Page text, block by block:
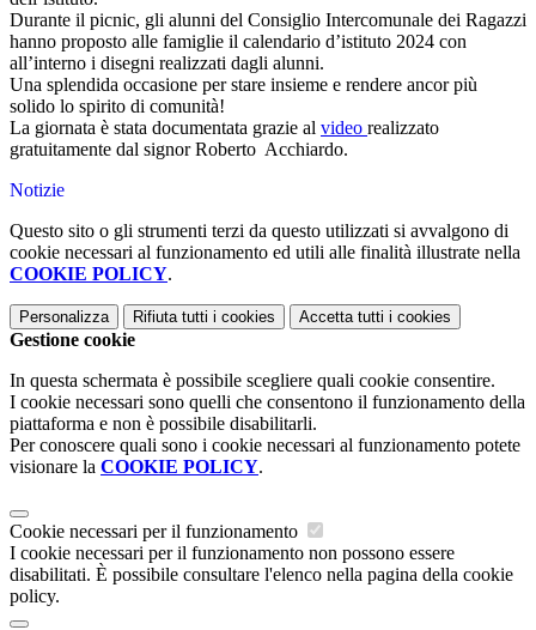
Durante il picnic, gli alunni del Consiglio Intercomunale dei Ragazzi
hanno proposto alle famiglie il calendario d’istituto 2024 con
all’interno i disegni realizzati dagli alunni.
Una splendida occasione per stare insieme e rendere ancor più
solido lo spirito di comunità!
La giornata è stata documentata grazie al video realizzato
gratuitamente dal signor Roberto Acchiardo.
Notizie
Questo sito o gli strumenti terzi da questo utilizzati si avvalgono di
cookie necessari al funzionamento ed utili alle finalità illustrate nella
COOKIE POLICY.
Personalizza Rifiuta tutti i cookies Accetta tutti i cookies
Gestione cookie
In questa schermata è possibile scegliere quali cookie consentire.
I cookie necessari sono quelli che consentono il funzionamento della
piattaforma e non è possibile disabilitarli.
Per conoscere quali sono i cookie necessari al funzionamento potete
visionare la COOKIE POLICY.
Cookie necessari per il funzionamento
I cookie necessari per il funzionamento non possono essere
disabilitati. È possibile consultare l'elenco nella pagina della cookie
policy.